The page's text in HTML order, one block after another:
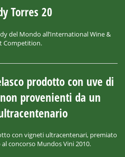
Torres 20
del Mondo all’International Wine &
Competition.
prodotto con uve di
provenienti da un
con vigneti ultracentenari, premiato
al concorso Mundos Vini 2010.